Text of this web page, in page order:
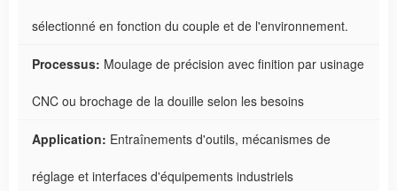
sélectionné en fonction du couple et de l'environnement.
Processus: Moulage de précision avec finition par usinage
CNC ou brochage de la douille selon les besoins
Application: Entraînements d'outils, mécanismes de
réglage et interfaces d'équipements industriels